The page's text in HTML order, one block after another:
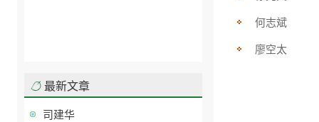
最新文章
司建华
何志斌
廖空太